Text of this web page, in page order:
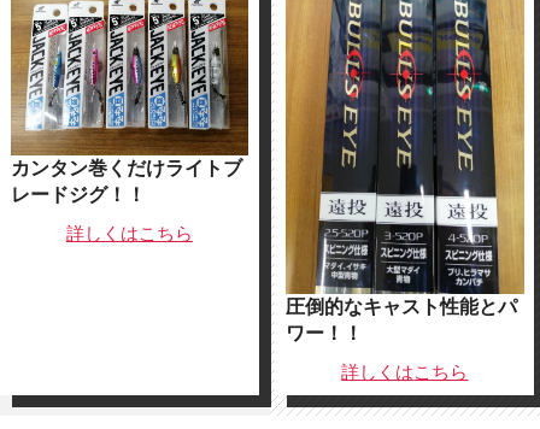
カンタン巻くだけライトブ
レードジグ！！
詳しくはこちら
圧倒的なキャスト性能とパ
ワー！！
詳しくはこちら